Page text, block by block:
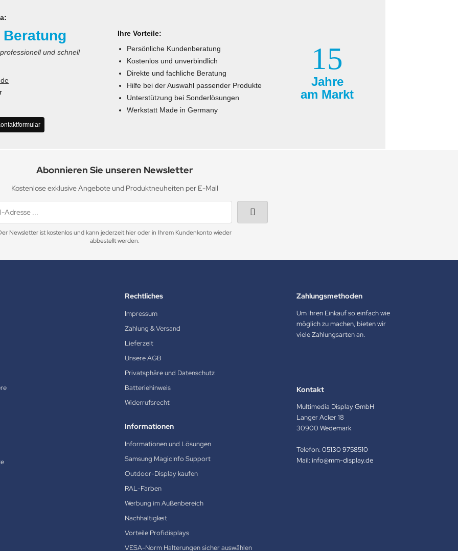
und schnell
Ihre Vorteile:
Persönliche Kundenberatung
Kostenlos und unverbindlich
Direkte und fachliche Beratung
Hilfe bei der Auswahl passender Produkte
Unterstützung bei Sonderlösungen
Werkstatt Made in Germany
15
Jahre
am Markt
Abonnieren Sie unseren Newsletter
Kostenlose exklusive Angebote und Produktneuheiten per E-Mail
Newsletter ist kostenlos und kann jederzeit hier oder in Ihrem Kundenkonto wieder
abbestellt werden.
Rechtliches
Impressum
Zahlung & Versand
Lieferzeit
Unsere AGB
Privatsphäre und Datenschutz
Batteriehinweis
Widerrufsrecht
Informationen
Informationen und Lösungen
Samsung MagicInfo Support
Outdoor-Display kaufen
RAL-Farben
Werbung im Außenbereich
Nachhaltigkeit
Vorteile Profidisplays
VESA-Norm Halterungen sicher auswählen
Zahlungsmethoden
Um Ihren Einkauf so einfach wie
möglich zu machen, bieten wir
viele Zahlungsarten an.
Kontakt
Multimedia Display GmbH
Langer Acker 18
30900 Wedemark
Telefon:05130 9758510
Mail:info@mm-display.de